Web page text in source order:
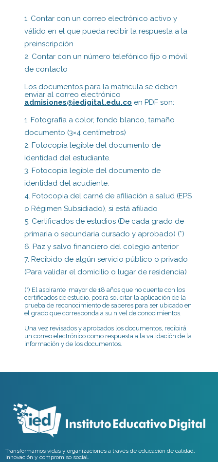
Contar con un correo electrónico activo y
válido en el que pueda recibir la respuesta a la
preinscripción
Contar con un número telefónico fijo o móvil
de contacto
Los documentos para la matricula se deben
enviar al correo electrónico
admisiones@iedigital.edu.co en PDF son:
Fotografía a color, fondo blanco, tamaño
documento (3×4 centímetros)
Fotocopia legible del documento de
identidad del estudiante.
Fotocopia legible del documento de
identidad del acudiente.
Fotocopia del carné de afiliación a salud (EPS
o Régimen Subsidiado), si está afiliado
Certificados de estudios (De cada grado de
primaria o secundaria cursado y aprobado) (*)
Paz y salvo financiero del colegio anterior
Recibido de algún servicio público o privado
(Para validar el domicilio o lugar de residencia)
(*) El aspirante mayor de 18 años que no cuente con los
certificados de estudio, podrá solicitar la aplicación de la
prueba de reconocimiento de saberes para ser ubicado en
el grado que corresponda a su nivel de conocimientos.
Una vez revisados y aprobados los documentos, recibirá
un correo electrónico como respuesta a la validación de la
información y de los documentos.
Transformamos vidas y organizaciones a través de educación de calidad,
innovación y compromiso social.